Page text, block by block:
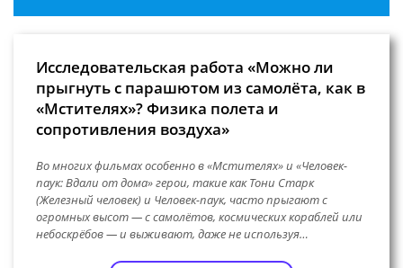
Исследовательская работа «Можно ли
прыгнуть с парашютом из самолёта, как в
«Мстителях»? Физика полета и
сопротивления воздуха»
Во многих фильмах особенно в «Мстителях» и «Человек-
паук: Вдали от дома» герои, такие как Тони Старк
(Железный человек) и Человек-паук, часто прыгают с
огромных высот — с самолётов, космических кораблей или
небоскрёбов — и выживают, даже не используя…